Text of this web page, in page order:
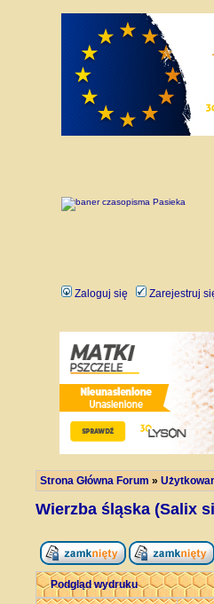
Zaloguj się Zarejestruj
Strona Główna Forum »
Wierzba śląska (Salix
Podgląd wydruku